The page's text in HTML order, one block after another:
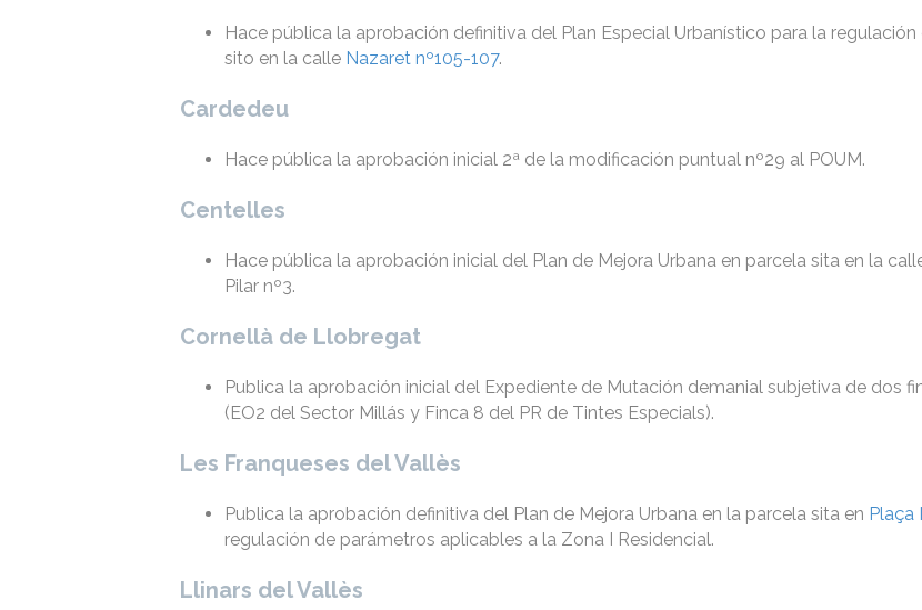
Hace pública la aprobación definitiva del Plan Especial Urbanístico para la
sito en la calle Nazaret nº105-107.
Cardedeu
Hace pública la aprobación inicial 2ª de la modificación puntual nº29 al POUM.
Centelles
Hace pública la aprobación inicial del Plan de Mejora Urbana en parcela sita en la
Pilar nº3.
Cornellà de Llobregat
Publica la aprobación inicial del Expediente de Mutación demanial subjetiva de dos
(EO2 del Sector Millás y Finca 8 del PR de Tintes Especials).
Les Franqueses del Vallès
Publica la aprobación definitiva del Plan de Mejora Urbana en la parcela sita en Plaça
regulación de parámetros aplicables a la Zona I Residencial.
Llinars del Vallès